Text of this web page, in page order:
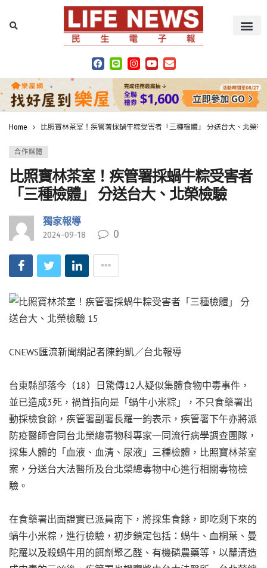
Home 比照寶林茶室！疾管署採蝸牛粽受害者「三種檢體」 分送台大、北榮檢
合作媒體
比照寶林茶室！疾管署採蝸牛粽受害者
「三種檢體」 分送台大、北榮檢驗
獨家報導
2024-09-18 0
CNEWS匯流新聞網記者陳鈞凱／台北報導
台東縣部落今（18）日驚傳12人疑似集體食物中毒事件，
並已造成3死，禍首指向是「蝸牛小米粽」，不只食藥署出
動採檢食餘，疾管署副署長羅一鈞表示，疾管署下午亦將派
防疫醫師會同台北榮總毒物科專家一同流行病學調查團隊，
採集人體的「血液、血清、尿液」三種檢體，比照寶林茶室
案，分送台大法醫所及台北榮總毒物中心進行相關毒物檢
驗。
在食藥署出面證實已派員南下，將採集食餘，即吃剩下來的
蝸牛小米粽，進行檢驗，初步鎖定包括：蝸牛、血桐葉、曼
陀羅以及殺蝸牛用的餌劑聚乙醛、有機磷農藥等，以釐清造